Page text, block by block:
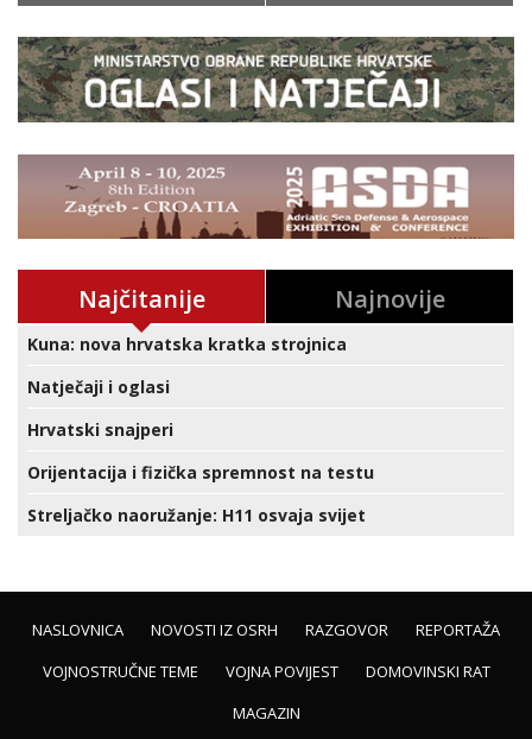
Najčitanije Najnovije
Kuna: nova hrvatska kratka strojnica
Natječaji i oglasi
Hrvatski snajperi
Orijentacija i fizička spremnost na testu
Streljačko naoružanje: H11 osvaja svijet
NASLOVNICA NOVOSTI IZ OSRH RAZGOVOR
REPORTAŽA
VOJNOSTRUČNE TEME
VOJNA POVIJEST
DOMOVINSKI RAT
MAGAZIN